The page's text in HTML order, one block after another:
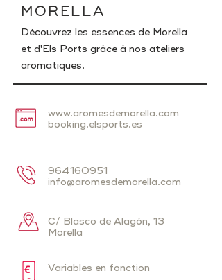
MORELLA
Découvrez les essences de Morella
et d'Els Ports grâce à nos ateliers
aromatiques.
www.aromesdemorella.com
booking.elsports.es
964160951
info@aromesdemorella.com
C/ Blasco de Alagón, 13
Morella
Variables en fonction